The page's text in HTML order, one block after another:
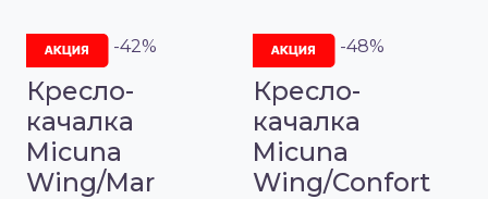
-42%
Кресло-
качалка
Micuna
Wing/Mar
-48%
Кресло-
качалка
Micuna
Wing/Confort